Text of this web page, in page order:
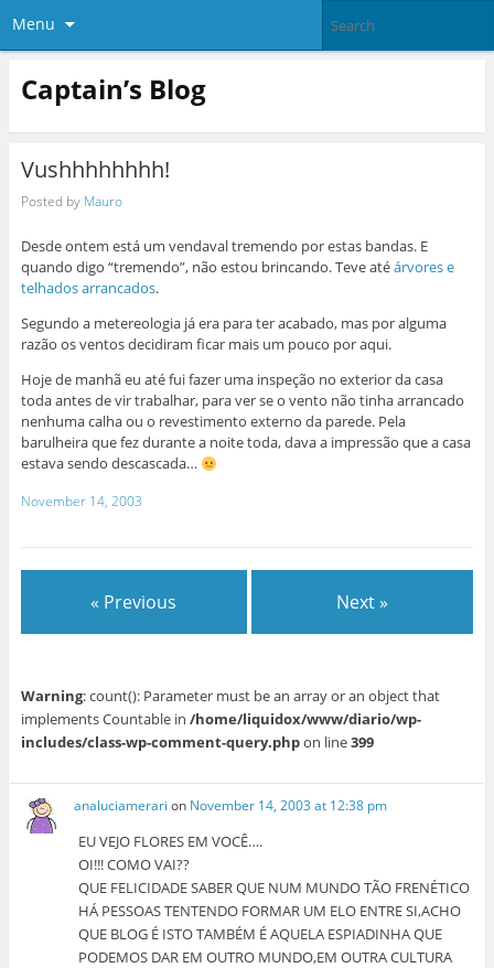
Menu
Captain’s Blog
Vushhhhhhhh!
Posted by Mauro
Desde ontem está um vendaval tremendo por estas bandas. E
quando digo “tremendo”, não estou brincando. Teve atéárvores e
telhados arrancados.
Segundo a metereologia já era para ter acabado, mas por alguma
razão os ventos decidiram ficar mais um pouco por aqui.
Hoje de manhã eu até fui fazer uma inspeção no exterior da casa
toda antes de vir trabalhar, para ver se o vento não tinha arrancado
nenhuma calha ou o revestimento externo da parede. Pela
barulheira que fez durante a noite toda, dava a impressão que a casa
estava sendo descascada…
November 14, 2003
« Previous Next »
Warning: count(): Parameter must be an array or an object that
implements Countable in /home/liquidox/www/diario/wp-
includes/class-wp-comment-query.phpon line399
analuciamerari on November 14, 2003 at 12:38 pm
EU VEJO FLORES EM VOCÊ….
OI!!! COMO VAI??
QUE FELICIDADE SABER QUE NUM MUNDO TÃO FRENÉTICO
HÁ PESSOAS TENTENDO FORMAR UM ELO ENTRE SI,ACHO
QUE BLOG É ISTO TAMBÉM É AQUELA ESPIADINHA QUE
PODEMOS DAR EM OUTRO MUNDO,EM OUTRA CULTURA